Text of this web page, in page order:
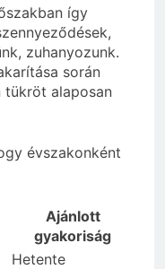
így
zuhanyozunk.
során
tükröt alaposan
évszakonként
Ajánlott
gyakoriság
Hetente